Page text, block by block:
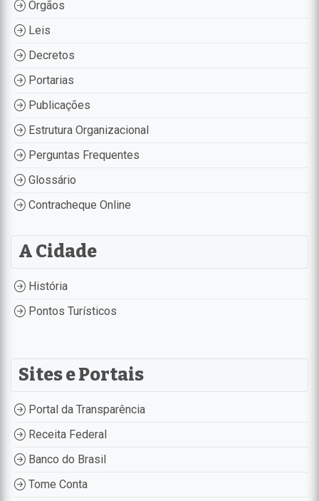
Órgãos
Leis
Decretos
Portarias
Publicações
Estrutura Organizacional
Perguntas Frequentes
Glossário
Contracheque Online
A Cidade
História
Pontos Turísticos
Sites e Portais
Portal da Transparência
Receita Federal
Banco do Brasil
Tome Conta